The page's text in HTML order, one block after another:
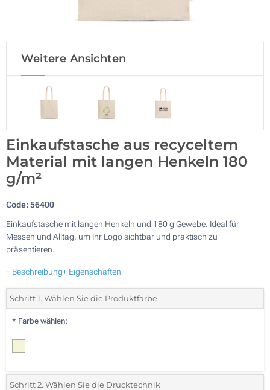
Weitere Ansichten
Einkaufstasche aus recyceltem
Material mit langen Henkeln 180
g/m²
Code:56400
Einkaufstasche mit langen Henkeln und 180 g Gewebe. Ideal für
Messen und Alltag, um Ihr Logo sichtbar und praktisch zu
präsentieren.
+ Beschreibung+ Eigenschaften
Schritt 1. Wählen Sie die Produktfarbe
* Farbe wählen:
Schritt 2. Wählen Sie die Drucktechnik